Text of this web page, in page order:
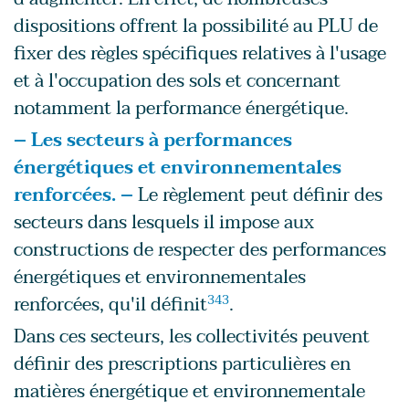
dispositions offrent la possibilité au PLU de
fixer des règles spécifiques relatives à l'usage
et à l'occupation des sols et concernant
notamment la performance énergétique.
– Les secteurs à performances
énergétiques et environnementales
renforcées. –Le règlement peut définir des
secteurs dans lesquels il impose aux
constructions de respecter des performances
énergétiques et environnementales
renforcées, qu'il définit343.
Dans ces secteurs, les collectivités peuvent
définir des prescriptions particulières en
matières énergétique et environnementale